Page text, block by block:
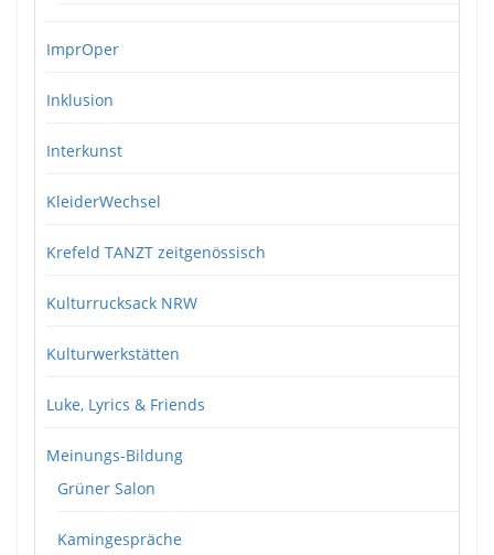
ImprOper
Inklusion
Interkunst
KleiderWechsel
Krefeld TANZT zeitgenössisch
Kulturrucksack NRW
Kulturwerkstätten
Luke, Lyrics & Friends
Meinungs-Bildung
Grüner Salon
Kamingespräche